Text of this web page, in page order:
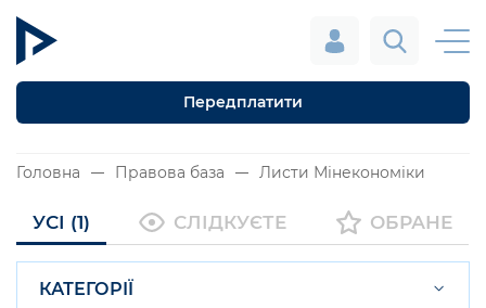
Передплатити
Головна Правова база Листи Мінекономіки
УСІ (1) СЛІДКУЄТЕ ОБРАНЕ
КАТЕГОРІЇ